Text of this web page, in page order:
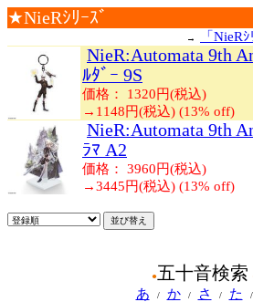
★NieRｼﾘｰｽﾞ
→ 「NieR
NieR:Automata 9th
ﾙﾀﾞｰ 9S
価格： 1320円(税込)
→ 1148円(税込) (13% off)
NieR:Automata 9th
ﾗﾏ A2
価格： 3960円(税込)
→3445円(税込) (13% off)
● 五十音検索
あ / か / さ / た /